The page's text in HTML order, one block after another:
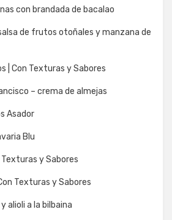
con brandada de bacalao
de frutos otoñales y manzana de
| Con Texturas y Sabores
– crema de almejas
Asador
Blu
Texturas y Sabores
Texturas y Sabores
alioli a la bilbaina